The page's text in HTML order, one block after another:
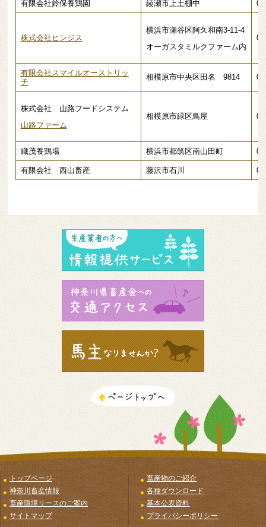
有限会社鈴保養鶏園 綾瀬市上土棚中
株式会社ヒンジス
横浜市瀬谷区阿久和南3-11-4
オーガスタミルクファーム内
有限会社スマイルオーストリッ
チ
相模原市中央区田名 9814
株式会社 山路フードシステム
山路ファーム
相模原市緑区鳥屋
織茂養鶏場 横浜市都筑区南山田町
有限会社 西山畜産 藤沢市石川
トップページ
神奈川畜産情報
畜産環境リースのご案内
サイトマップ
畜産物のご紹介
各種ダウンロード
基本公表資料
プライバシーポリシー